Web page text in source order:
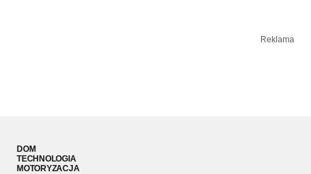
Reklama
DOM
TECHNOLOGIA
MOTORYZACJA